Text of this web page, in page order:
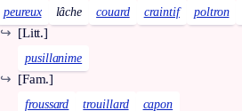
peureux lâche couard craintif poltron
[Litt.]
↪
pusillanime
[Fam.]
↪
froussard trouillard capon